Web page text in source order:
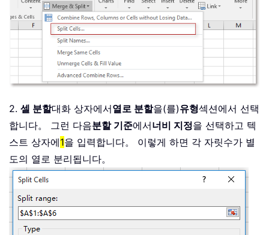
2. 셀 분할대화 상자에서열로 분할을(를)유형섹션에서 선택
합니다。 그런 다음분할 기준에서너비 지정을 선택하고 텍
스트 상자에1을 입력합니다。 이렇게 하면 각 자릿수가 별
도의 열로 분리됩니다。